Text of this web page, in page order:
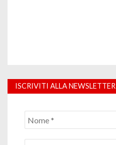
ISCRIVITI ALLA NEWSLETTER